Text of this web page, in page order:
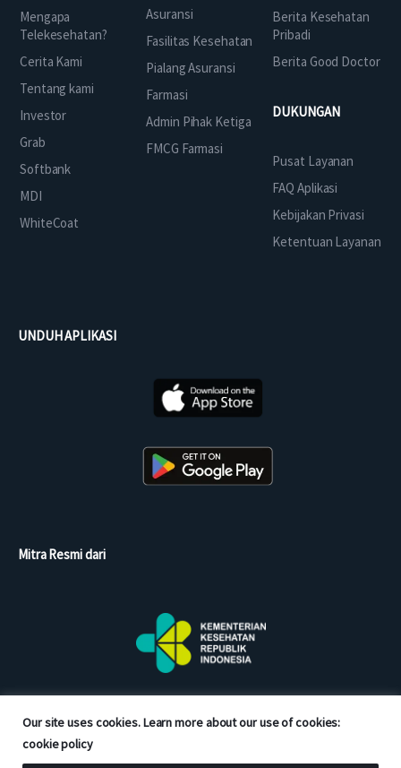
Our site uses cookies. Learn more about our use of cookies:
cookie policy
Mengapa
Telekesehatan?
Cerita Kami
Tentang kami
Investor
Grab
Softbank
MDI
WhiteCoat
Asuransi
Fasilitas Kesehatan
Pialang Asuransi
Farmasi
Admin Pihak Ketiga
FMCG Farmasi
Berita Kesehatan
Pribadi
Berita Good Doctor
DUKUNGAN
Pusat Layanan
FAQ Aplikasi
Kebijakan Privasi
Ketentuan Layanan
UNDUH APLIKASI
Mitra Resmi dari